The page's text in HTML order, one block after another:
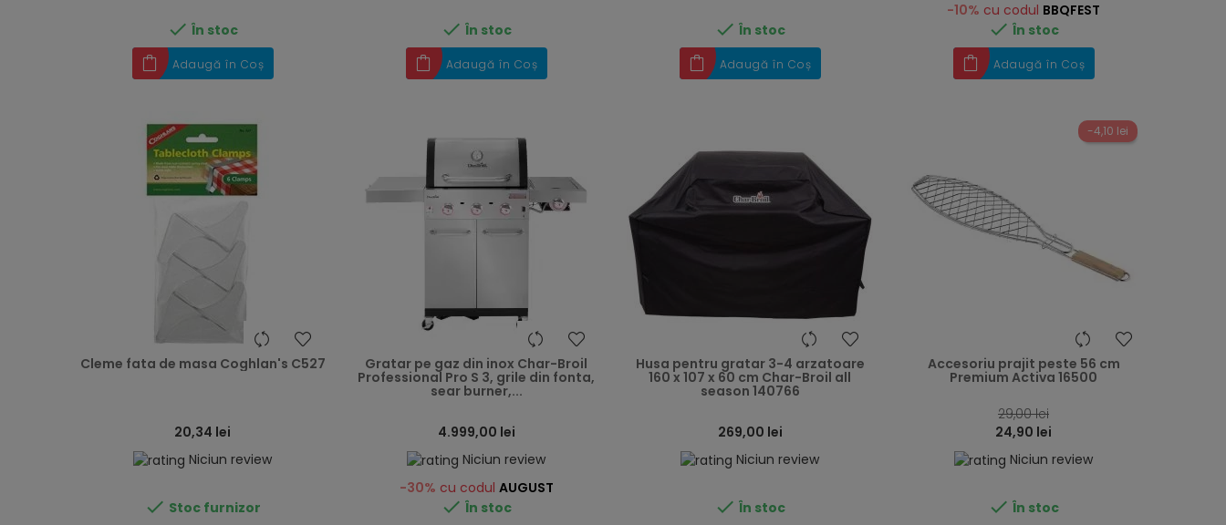
 În stoc
Adaugă în Coș
 În stoc
Adaugă în Coș
 În stoc
Adaugă în Coș
-10% cu codul BBQFEST
 În stoc
Adaugă în Coș
heart
Cleme fata de masa Coghlan's C527
20,34 lei
Niciun review
 Stoc furnizor
heart
Gratar pe gaz din inox Char-Broil
Professional Pro S 3, grile din fonta,
sear burner,...
4.999,00 lei
Niciun review
-30% cu codul AUGUST
 În stoc
heart
Husa pentru gratar 3-4 arzatoare
160 x 107 x 60 cm Char-Broil all
season 140766
269,00 lei
Niciun review
 În stoc
-4,10 lei
heart
Accesoriu prajit peste 56 cm
Premium Activa 16500
29,00 lei
24,90 lei
Niciun review
 În stoc